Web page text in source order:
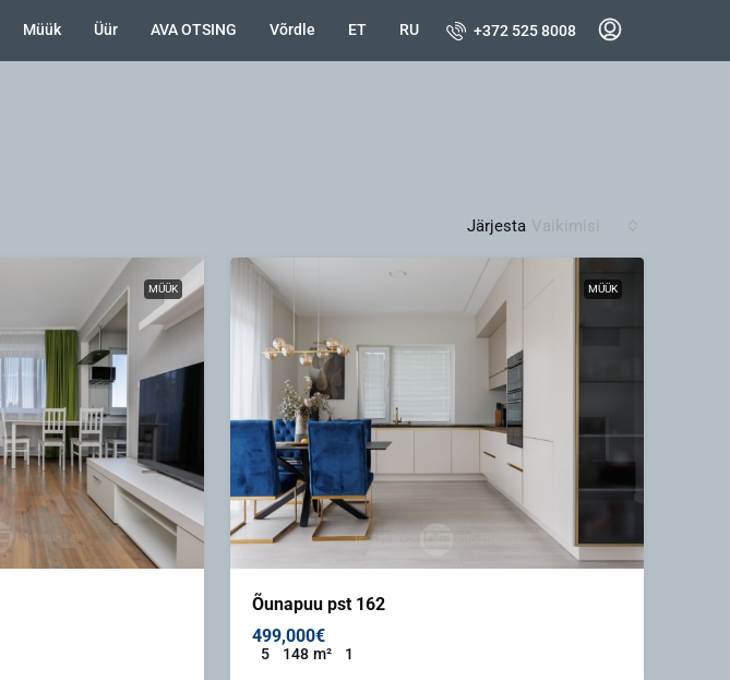
Müük Üür AVA OTSING Võrdle ET RU +372 525 8008
Järjesta Vaikimisi
MÜÜK MÜÜK
Õunapuu pst 162
499,000€
5 148 m² 1